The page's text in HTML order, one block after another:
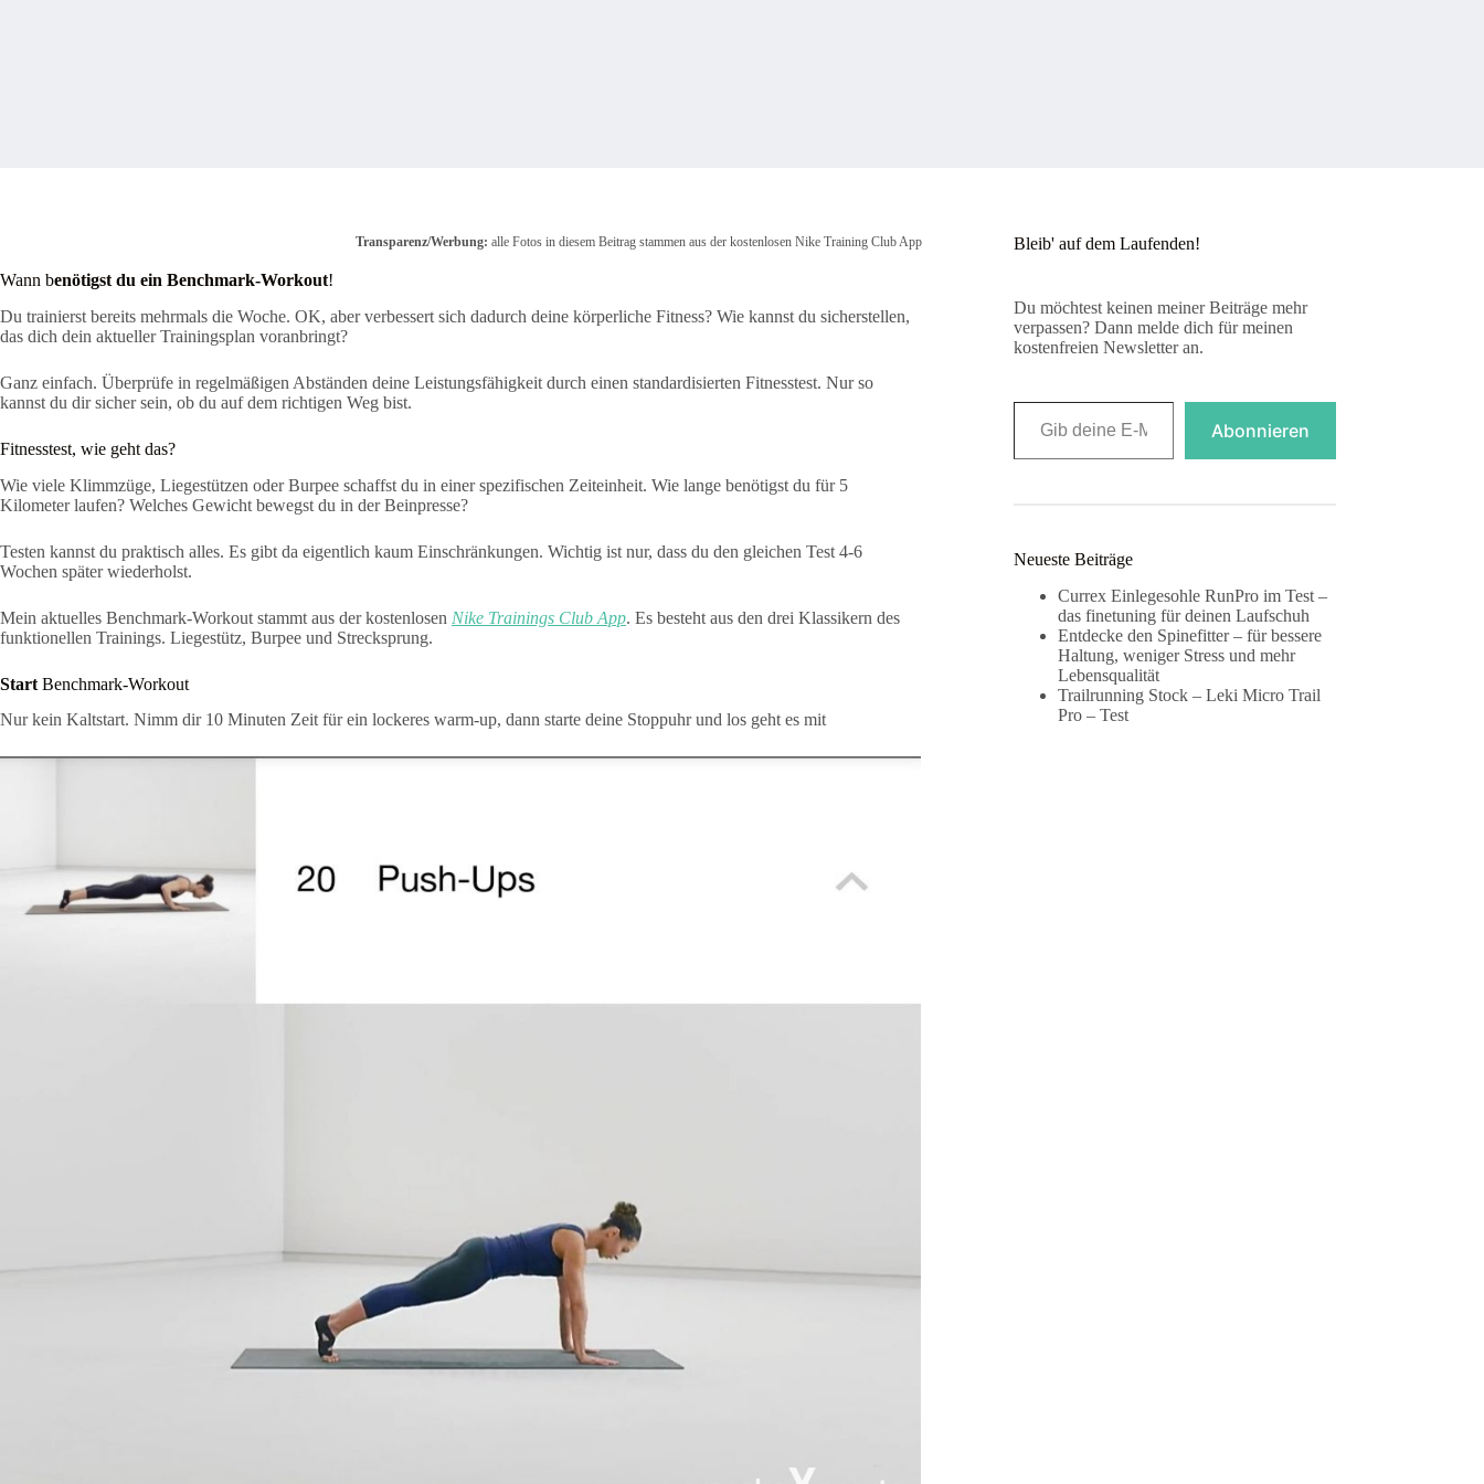
Transparenz/Werbung: alle Fotos in diesem Beitrag stammen aus der kostenlosen Nike Training Club App
Wann benötigst du ein Benchmark-Workout!
Du trainierst bereits mehrmals die Woche. OK, aber verbessert sich dadurch deine körperliche Fitness? Wie kannst du sicherstellen,
das dich dein aktueller Trainingsplan voranbringt?
Ganz einfach. Überprüfe in regelmäßigen Abständen deine Leistungsfähigkeit durch einen standardisierten Fitnesstest. Nur so
kannst du dir sicher sein, ob du auf dem richtigen Weg bist.
Fitnesstest, wie geht das?
Wie viele Klimmzüge, Liegestützen oder Burpee schaffst du in einer spezifischen Zeiteinheit. Wie lange benötigst du für 5
Kilometer laufen? Welches Gewicht bewegst du in der Beinpresse?
Testen kannst du praktisch alles. Es gibt da eigentlich kaum Einschränkungen. Wichtig ist nur, dass du den gleichen Test 4-6
Wochen später wiederholst.
Mein aktuelles Benchmark-Workout stammt aus der kostenlosen Nike Trainings Club App. Es besteht aus den drei Klassikern des
funktionellen Trainings. Liegestütz, Burpee und Strecksprung.
Start Benchmark-Workout
Nur kein Kaltstart. Nimm dir 10 Minuten Zeit für ein lockeres warm-up, dann starte deine Stoppuhr und los geht es mit
Bleib' auf dem Laufenden!
Du möchtest keinen meiner Beiträge mehr
verpassen? Dann melde dich für meinen
kostenfreien Newsletter an.
Gib deine E-Mail-Adresse ein ...
Abonnieren
Neueste Beiträge
Currex Einlegesohle RunPro im Test –
das finetuning für deinen Laufschuh
Entdecke den Spinefitter – für bessere
Haltung, weniger Stress und mehr
Lebensqualität
Trailrunning Stock – Leki Micro Trail
Pro – Test